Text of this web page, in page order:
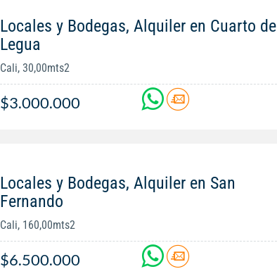
Locales y Bodegas, Alquiler en Cuarto de
Legua
Cali, 30,00mts2
$3.000.000
Locales y Bodegas, Alquiler en San
Fernando
Cali, 160,00mts2
$6.500.000